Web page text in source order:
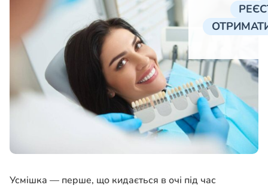
Усмішка — перше, що кидається в очі під час